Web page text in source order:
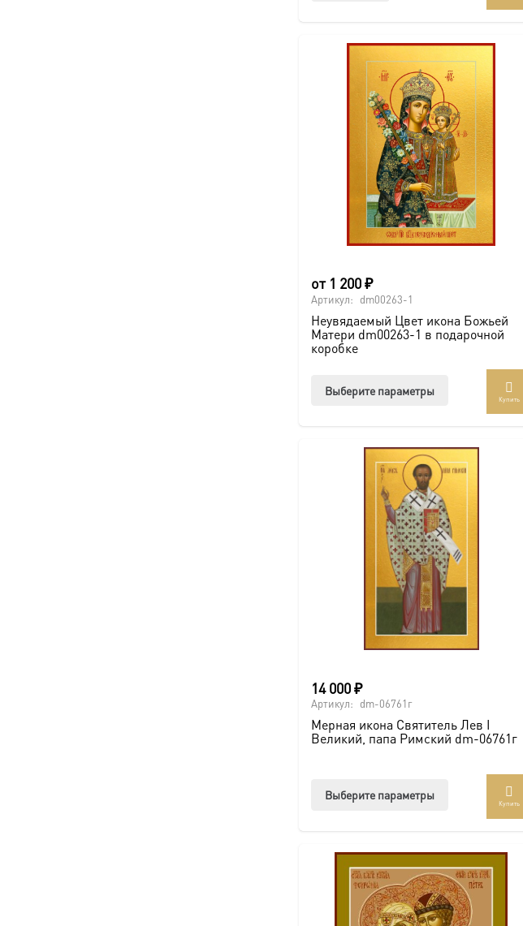
от 1 200₽
Артикул: dm00263-1
Неувядаемый Цвет икона Божьей
Матери dm00263-1 в подарочной
коробке
Выберите параметры
вариаций.
выбрать
на
странице
товара.
Купить
14 000₽
Артикул: dm-06761г
Мерная икона Святитель Лев I
Великий, папа Римский dm-06761г
Выберите параметры
вариаций.
Опции
можно
Купить